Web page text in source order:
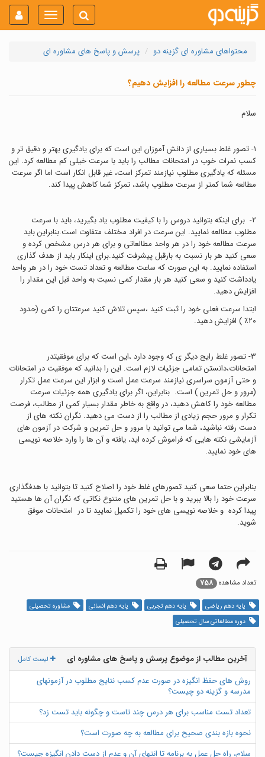
Toggle
navigation
محتواهای مشاوره ای گزینه دو پرسش و پاسخ های مشاوره ای
چطور سرعت مطالعه را افزایش دهیم؟
سلام
١- تصور غلط بسیاری از دانش آموزان این است که برای یادگیری بهتر و دقیق تر و
کسب نمرات خوب در امتحانات مطالب را باید با سرعت خیلی کم مطالعه کرد. این
مسئله که یادگیری مطلوب نیازمند تمرکز است، غیر قابل انکار است اما اگر سرعت
مطالعه شما کمتر از سرعت مطلوب باشد، تمرکز شما کاهش پیدا کند.
٢- برای اینکه بتوانید دروس را با کیفیت مطلوب یاد بگیرید، باید با سرعت
مطلوب مطالعه نمایید. این سرعت در افراد مختلف متفاوت است.بنابراین باید
سرعت مطالعه خود را در هر واحد مطالعاتی و برای هر درس مشخص کرده و
سعی کنید هر بار نسبت به بارقبل پیشرفت کنید.برای اینکار باید از هدف گذاری
استفاده نمایید. به این صورت که ساعت مطالعه و تعداد تست خود را در هر واحد
یادداشت کنید و سعی کنید هر بار مقدار کمی نسبت به واحد قبل این مقدار را
افزایش دهید.
ابتدا سرعت فعلی خود را ثبت کنید ،سپس تلاش کنید سرعتتان را کمی (حدود
٢٠٪‏ ) افزایش دهید.
3- تصور غلط رایج دیگر ی که وجود دارد ،این است که برای موفقیتدر
امتحانات،دانستن تمامی جزئیات لازم است. این را بدانید که موفقیت در امتحانات
و حتی آزمون سراسری نیازمند سرعت عمل است و ابزار این سرعت عمل تکرار
(مرور و حل تمرین ) است. بنابراین، اگر برای یادگیری همه جزئیات سرعت
مطالعه خود را کاهش دهید، در واقع به خاطر مقدار بسیار کمی از مطالب، فرصت
تکرار و مرور حجم زیادی از مطالب را از دست می دهید. نگران نکته های از
دست رفته نباشید، شما می توانید با مرور و حل تمرین و شرکت در آزمون های
آزمایشی نکته هایی که فراموش کرده اید، یافته و آن ها را وارد خلاصه نویسی
های خود نمایید.
بنابراین حتما سعی کنید تصورهای غلط خود را اصلاح کنید تا بتوانید با هدفگذاری
سرعت خود را بالا ببرید و با حل تمرین های متنوع نکاتی که نگران آن ها هستید
پیدا کرده و خلاصه نویسی های خود را تکمیل نمایید تا در امتحانات موفق
شوید.
تعداد مشاهده 758
پایه دهم ریاضی پایه دهم تجربی پایه دهم انسانی
مشاوره تحصیلی
دوره مطالعاتی سال تحصیلی
لیست کامل
آخرین مطالب از موضوع پرسش و پاسخ های مشاوره ای
روش های حفظ انگیزه در صورت عدم کسب نتایج مطلوب در آزمونهای
مدرسه و گزینه دو چیست؟
تعداد تست مناسب برای هر درس چند تاست و چگونه باید تست زد؟
نحوه بازه بندی صحیح برای مطالعه به چه صورت است؟
سلام، راه حل عمل به برنامه تا انتهای آن و عدم از دست دادن انگیزه چیست؟